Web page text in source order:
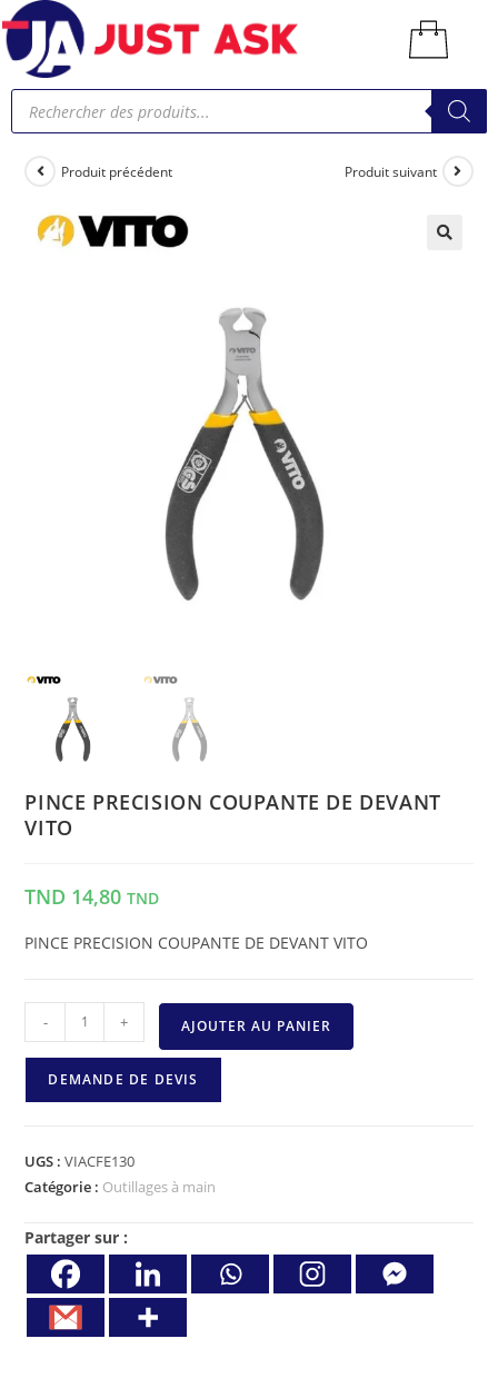
Produit précédent Produit suivant
PINCE PRECISION COUPANTE DE DEVANT
VITO
TND 14,80 TND
PINCE PRECISION COUPANTE DE DEVANT VITO
- + AJOUTER AU PANIER
DEMANDE DE DEVIS
UGS :VIACFE130
Catégorie : Outillages à main
Partager sur :